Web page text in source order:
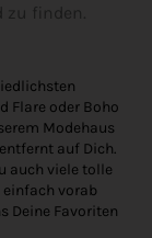
finden.
Flare oder Boho
Modehaus
auf Dich.
auch viele tolle
einfach vorab
Deine Favoriten